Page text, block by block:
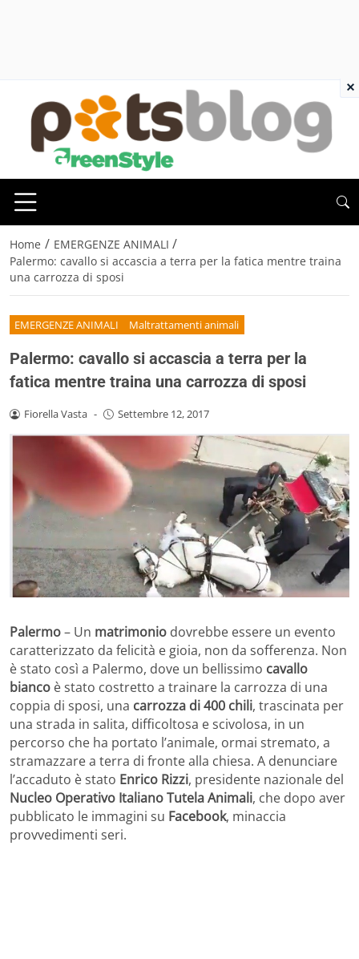
Home / EMERGENZE ANIMALI /
Palermo: cavallo si accascia a terra per la fatica mentre traina
una carrozza di sposi
EMERGENZE ANIMALI Maltrattamenti animali
Palermo: cavallo si accascia a terra per la
fatica mentre traina una carrozza di sposi
Fiorella Vasta - Settembre 12, 2017
Palermo– Un matrimonio dovrebbe essere un evento
caratterizzato da felicità e gioia, non da sofferenza. Non
è stato così a Palermo, dove un bellissimo cavallo
bianco è stato costretto a trainare la carrozza di una
coppia di sposi, una carrozza di 400 chili, trascinata per
una strada in salita, difficoltosa e scivolosa, in un
percorso che ha portato l’animale, ormai stremato, a
stramazzare a terra di fronte alla chiesa. A denunciare
l’accaduto è stato Enrico Rizzi, presidente nazionale del
Nucleo Operativo Italiano Tutela Animali, che dopo aver
pubblicato le immagini su Facebook, minaccia
provvedimenti seri.
×